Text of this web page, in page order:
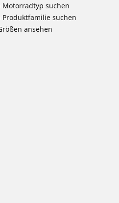
Motorradtyp suchen
Produktfamilie suchen
ansehen